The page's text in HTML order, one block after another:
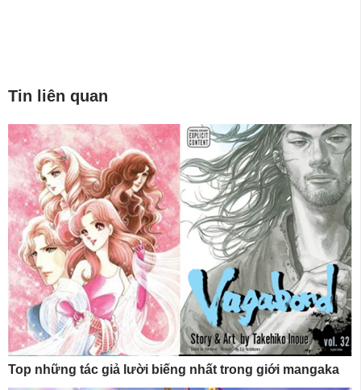
Tin liên quan
Top những tác giả lười biếng nhất trong giới mangaka